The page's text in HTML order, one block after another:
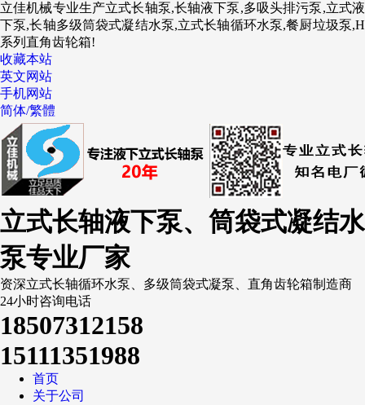
立佳机械专业生产立式长轴泵,长轴液下泵,多吸头排污泵,立式液
下泵,长轴多级筒袋式凝结水泵,立式长轴循环水泵,餐厨垃圾泵,H
系列直角齿轮箱!
收藏本站
英文网站
手机网站
简体/繁體
立式长轴液下泵、筒袋式凝结水
泵专业厂家
资深立式长轴循环水泵、多级筒袋式凝泵、直角齿轮箱制造商
24小时咨询电话
18507312158
15111351988
首页
关于公司